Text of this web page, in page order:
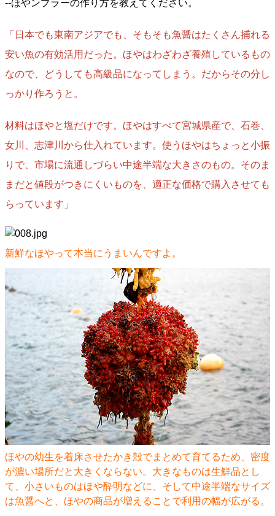
--ほやンプラーの作り方を教えてください。
「日本でも東南アジアでも、そもそも魚醤はたくさん捕れる
安い魚の有効活用だった。ほやはわざわざ養殖しているもの
なので、どうしても高級品になってしまう。だからその分し
っかり作ろうと。
材料はほやと塩だけです。ほやはすべて宮城県産で、石巻、
女川、志津川から仕入れています。使うほやはちょっと小振
りで、市場に流通しづらい中途半端な大きさのもの。そのま
まだと値段がつきにくいものを、適正な価格で購入させても
らっています」
新鮮なほやって本当にうまいんですよ。
ほやの幼生を着床させたかき殻でまとめて育てるため、密度
が濃い場所だと大きくならない。大きなものは生鮮品とし
て、小さいものはほや酔明などに、そして中途半端なサイズ
は魚醤へと、ほやの商品が増えることで利用の幅が広がる。